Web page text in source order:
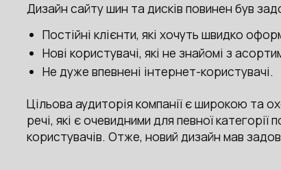
Дизайн сайту шин та дисків повинен був
Постійні клієнти, які хочуть швидко
Нові користувачі, які не знайомі з
Не дуже впевнені інтернет-користувачі.
Цільова аудиторія компанії є широкою та
речі, які є очевидними для певної
користувачів. Отже, новий дизайн мав